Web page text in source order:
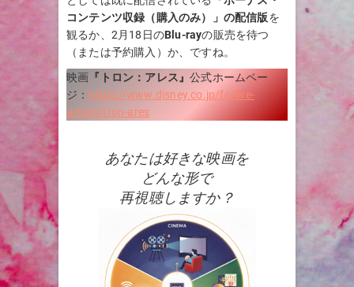
コンテンツ収録（購入のみ）」の配信版を
観るか、2月18日のBlu-rayの販売を待つ
（または予約購入）か、ですね。
映画 『 トロン：アレス 』公式ホームペー
ジ： https://www.disney.co.jp/fc/live-
action/tron-ares
あなたは好きな映画を
どんな形で
再視聴しますか？